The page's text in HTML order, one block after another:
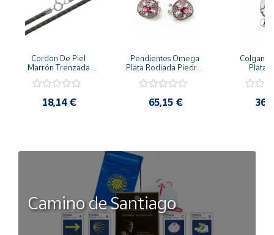
Cordon De Piel
Marrón Trenzada
Plata De 45Cm
18,14 €
Pendientes Omega
Plata Rodiada Piedras
65,15 €
Plata
Camino de Santiago